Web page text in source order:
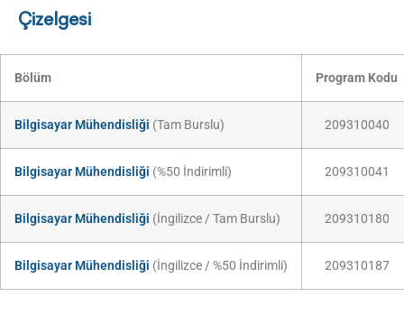
Çizelgesi
Bölüm Program Kodu
Bilgisayar Mühendisliği (Tam Burslu) 209310040
Bilgisayar Mühendisliği (%50 İndirimli) 209310041
Bilgisayar Mühendisliği (İngilizce / Tam Burslu) 209310180
Bilgisayar Mühendisliği (İngilizce / %50 İndirimli) 209310187